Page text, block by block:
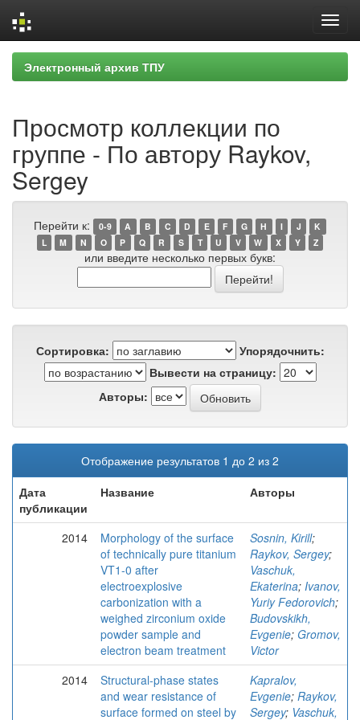
Skip
navigation
Электронный архив ТПУ
Просмотр коллекции по
группе - По автору Raykov,
Sergey
Перейти к: 0-9 A B C D E F G H I J
K
L
M N O P Q R S T U V W X Y Z
или введите несколько первых букв:
Сортировка:
Упорядочнить:
Вывести на страницу:
Авторы:
Отображение результатов 1 до 2 из 2
Дата
публикации
Название Авторы
2014
Morphology of the surface
of technically pure titanium
VT1-0 after
electroexplosive
carbonization with a
weighed zirconium oxide
powder sample and
electron beam treatment
Sosnin, Kirill;
Raykov, Sergey;
Vaschuk,
Ekaterina; Ivanov,
Yuriy Fedorovich;
Budovskikh,
Evgenie; Gromov,
Victor
2014
Structural-phase states
and wear resistance of
surface formed on steel by
Kapralov,
Evgenie; Raykov,
Sergey; Vaschuk,